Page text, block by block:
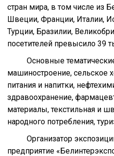
стран мира, в том числе из
Швеции, Франции, Италии,
Турции, Бразилии,
посетителей превысило 39
Основные
машиностроение, сельское
питания и напитки,
здравоохранение,
материалы, текстильная и
народного потребления,
Организатор
предприятие